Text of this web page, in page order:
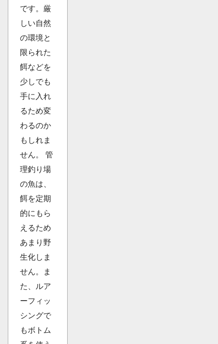
です。厳
しい自然
の環境と
限られた
餌などを
少しでも
手に入れ
るため変
わるのか
もしれま
せん。 管
理釣り場
の魚は、
餌を定期
的にもら
えるため
あまり野
生化しま
せん。ま
た、ルア
ーフィッ
シングで
もボトム